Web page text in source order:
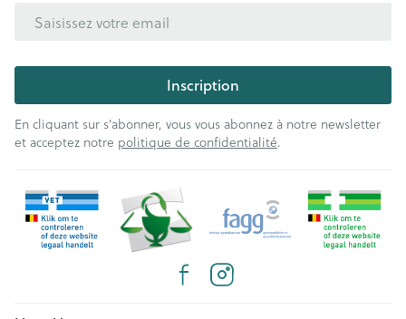
Inscription
En cliquant sur s'abonner, vous vous abonnez à notre newsletter
et acceptez notre politique de confidentialité.